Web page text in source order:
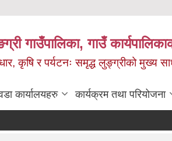
गाउँपालिका, गाउँ
कृषि र पर्यटनः समृद्ध लुङ्ग्रीको मुख्य
कार्यालयहरु कार्यक्रम तथा परियोजना